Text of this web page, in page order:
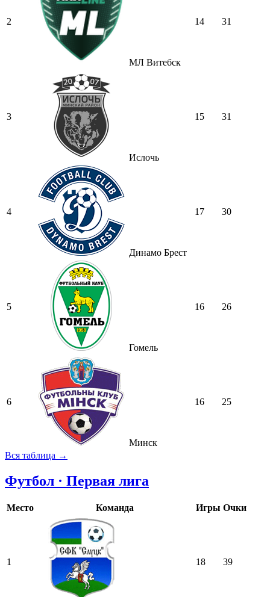
2
МЛ Витебск
14 31
3
Ислочь
15 31
4
Динамо Брест
17 30
5
Гомель
16 26
6
Минск
16 25
Вся таблица →
Футбол · Первая лига
Место Команда Игры Очки
1 18 39